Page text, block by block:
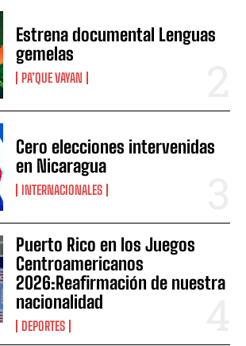
Estrena documental Lenguas
gemelas
PA’QUE VAYAN
Cero elecciones intervenidas
en Nicaragua
INTERNACIONALES
Puerto Rico en los Juegos
Centroamericanos
2026:Reafirmación de nuestra
nacionalidad
DEPORTES